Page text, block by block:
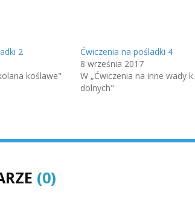
2
koślawe"
Ćwiczenia na pośladki 4
8 września 2017
W „Ćwiczenia na inne wady k.
dolnych"
(0)